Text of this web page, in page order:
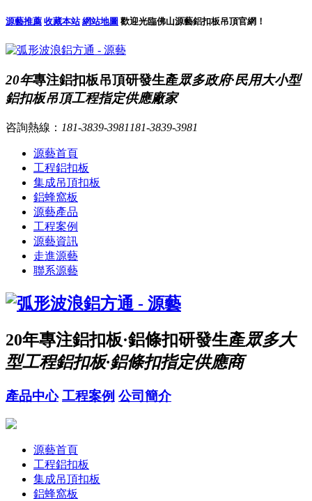
源藝推薦 收藏本站 網站地圖 歡迎光臨佛山源藝鋁扣板吊頂官網！
20年專注鋁扣板吊頂研發生產眾多政府·民用大小型
鋁扣板吊頂工程指定供應廠家
咨詢熱線： 181-3839-3981 181-3839-3981
源藝首頁
工程鋁扣板
集成吊頂扣板
鋁蜂窩板
源藝產品
工程案例
源藝資訊
走進源藝
聯系源藝
20年專注鋁扣板·鋁條扣研發生產眾多大
型工程鋁扣板·鋁條扣指定供應商
產品中心 工程案例 公司簡介
源藝首頁
工程鋁扣板
集成吊頂扣板
鋁蜂窩板